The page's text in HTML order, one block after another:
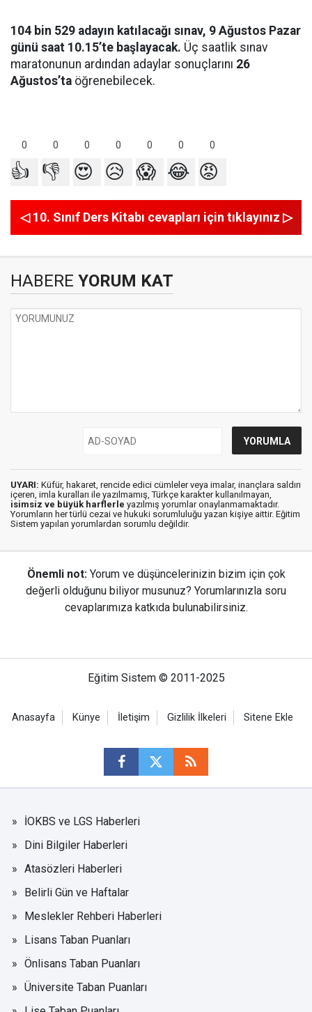
104 bin 529 adayın katılacağı sınav, 9 Ağustos Pazar
günü saat 10.15’te başlayacak. Üç saatlik sınav
maratonunun ardından adaylar sonuçlarını 26
Ağustos’ta öğrenebilecek.
0 0 0 0 0 0 0
👍 👎 😍 😥 😱 😂 😡
◁ 10. Sınıf Ders Kitabı cevapları için tıklayınız ▷
HABERE YORUM KAT
UYARI: Küfür, hakaret, rencide edici cümleler veya imalar, inançlara saldırı
içeren, imla kuralları ile yazılmamış, Türkçe karakter kullanılmayan,
isimsiz ve büyük harflerle yazılmış yorumlar onaylanmamaktadır.
Yorumların her türlü cezai ve hukuki sorumluluğu yazan kişiye aittir. Eğitim
Sistem yapılan yorumlardan sorumlu değildir.
Önemli not: Yorum ve düşüncelerinizin bizim için çok
değerli olduğunu biliyor musunuz? Yorumlarınızla soru
cevaplarımıza katkıda bulunabilirsiniz.
Eğitim Sistem © 2011-2025
Anasayfa Künye İletişim Gizlilik İlkeleri Sitene Ekle
İOKBS ve LGS Haberleri
Dini Bilgiler Haberleri
Atasözleri Haberleri
Belirli Gün ve Haftalar
Meslekler Rehberi Haberleri
Lisans Taban Puanları
Önlisans Taban Puanları
Üniversite Taban Puanları